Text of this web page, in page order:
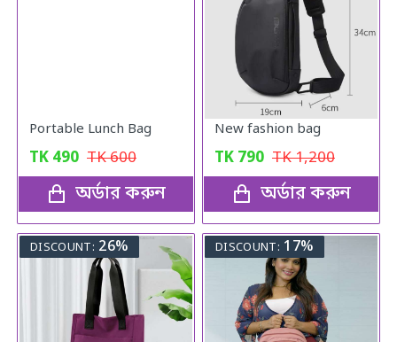
Portable Lunch Bag
TK 490 TK600
অর্ডার করুন
New fashion bag
TK 790 TK1,200
অর্ডার করুন
DISCOUNT: 26% DISCOUNT: 17%